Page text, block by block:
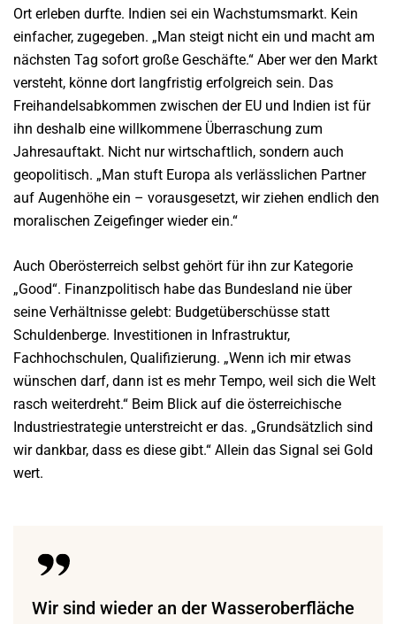
Ort erleben durfte. Indien sei ein Wachstumsmarkt. Kein
einfacher, zugegeben. „Man steigt nicht ein und macht am
nächsten Tag sofort große Geschäfte.“ Aber wer den Markt
versteht, könne dort langfristig erfolgreich sein. Das
Freihandelsabkommen zwischen der EU und Indien ist für
ihn deshalb eine willkommene Überraschung zum
Jahresauftakt. Nicht nur wirtschaftlich, sondern auch
geopolitisch. „Man stuft Europa als verlässlichen Partner
auf Augenhöhe ein – vorausgesetzt, wir ziehen endlich den
moralischen Zeigefinger wieder ein.“
Auch Oberösterreich selbst gehört für ihn zur Kategorie
„Good“. Finanzpolitisch habe das Bundesland nie über
seine Verhältnisse gelebt: Budgetüberschüsse statt
Schuldenberge. Investitionen in Infrastruktur,
Fachhochschulen, Qualifizierung. „Wenn ich mir etwas
wünschen darf, dann ist es mehr Tempo, weil sich die Welt
rasch weiterdreht.“ Beim Blick auf die österreichische
Industriestrategie unterstreicht er das. „Grundsätzlich sind
wir dankbar, dass es diese gibt.“ Allein das Signal sei Gold
wert.
Wir sind wieder an der Wasseroberfläche